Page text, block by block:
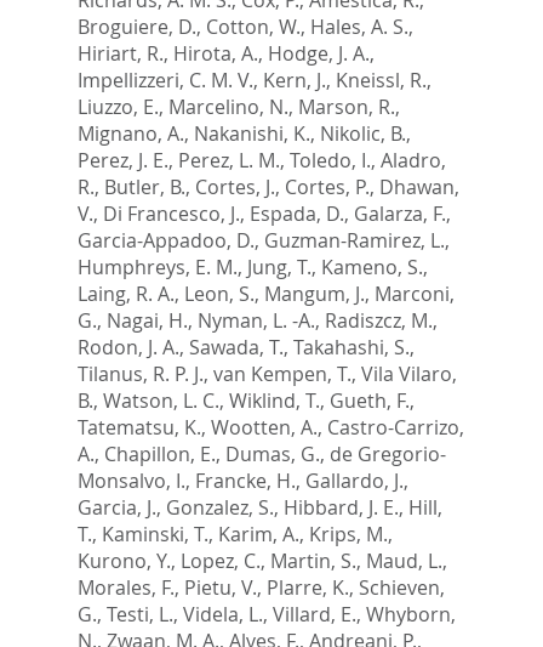
Broguiere, D., Cotton, W., Hales, A. S.,
Hiriart, R., Hirota, A., Hodge, J. A.,
Impellizzeri, C. M. V., Kern, J., Kneissl, R.,
Liuzzo, E., Marcelino, N., Marson, R.,
Mignano, A., Nakanishi, K., Nikolic, B.,
Perez, J. E., Perez, L. M., Toledo, I., Aladro,
R., Butler, B., Cortes, J., Cortes, P., Dhawan,
V., Di Francesco, J., Espada, D., Galarza, F.,
Garcia-Appadoo, D., Guzman-Ramirez, L.,
Humphreys, E. M., Jung, T., Kameno, S.,
Laing, R. A., Leon, S., Mangum, J., Marconi,
G., Nagai, H., Nyman, L. -A., Radiszcz, M.,
Rodon, J. A., Sawada, T., Takahashi, S.,
Tilanus, R. P. J., van Kempen, T., Vila Vilaro,
B., Watson, L. C., Wiklind, T., Gueth, F.,
Tatematsu, K., Wootten, A., Castro-Carrizo,
A., Chapillon, E., Dumas, G., de Gregorio-
Monsalvo, I., Francke, H., Gallardo, J.,
Garcia, J., Gonzalez, S., Hibbard, J. E., Hill,
T., Kaminski, T., Karim, A., Krips, M.,
Kurono, Y., Lopez, C., Martin, S., Maud, L.,
Morales, F., Pietu, V., Plarre, K., Schieven,
G., Testi, L., Videla, L., Villard, E., Whyborn,
N., Zwaan, M. A., Alves, F., Andreani, P.,